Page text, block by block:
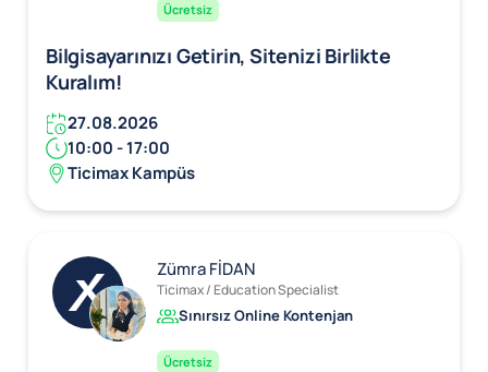
Ücretsiz
Bilgisayarınızı Getirin, Sitenizi Birlikte
Kuralım!
27.08.2026
10:00 - 17:00
Ticimax Kampüs
Zümra FİDAN
Ticimax / Education Specialist
Sınırsız Online Kontenjan
Ücretsiz